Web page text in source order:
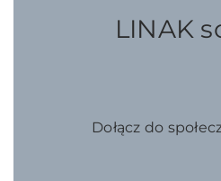
LINAK
Dołącz do